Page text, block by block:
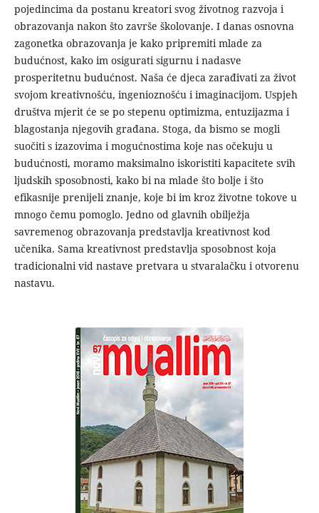
pojedincima da postanu kreatori svog životnog razvoja i
obrazovanja nakon što završe školovanje. I danas osnovna
zagonetka obrazovanja je kako pripremiti mlade za
budućnost, kako im osigurati sigurnu i nadasve
prosperitetnu budućnost. Naša će djeca zarađivati za život
svojom kreativnošću, ingenioznošću i imaginacijom. Uspjeh
društva mjerit će se po stepenu optimizma, entuzijazma i
blagostanja njegovih građana. Stoga, da bismo se mogli
suočiti s izazovima i mogućnostima koje nas očekuju u
budućnosti, moramo maksimalno iskoristiti kapacitete svih
ljudskih sposobnosti, kako bi na mlade što bolje i što
efikasnije prenijeli znanje, koje bi im kroz životne tokove u
mnogo čemu pomoglo. Jedno od glavnih obilježja
savremenog obrazovanja predstavlja kreativnost kod
učenika. Sama kreativnost predstavlja sposobnost koja
tradicionalni vid nastave pretvara u stvaralačku i otvorenu
nastavu.